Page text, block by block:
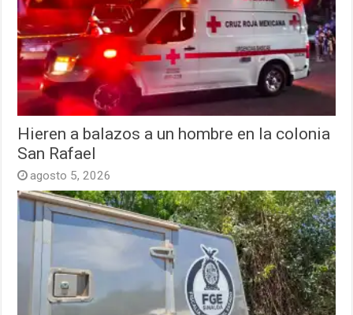
Hieren a balazos a un hombre en la colonia
San Rafael
agosto 5, 2026